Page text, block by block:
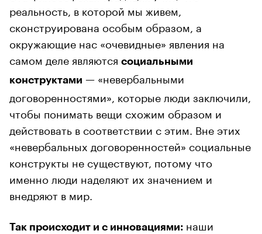
реальность, в которой мы живем,
сконструирована особым образом, а
окружающие нас «очевидные» явления на
самом деле являются социальными
конструктами — «невербальными
договоренностями», которые люди заключили,
чтобы понимать вещи схожим образом и
действовать в соответствии с этим. Вне этих
«невербальных договоренностей» социальные
конструкты не существуют, потому что
именно люди наделяют их значением и
внедряют в мир.
Так происходит и с инновациями: наши